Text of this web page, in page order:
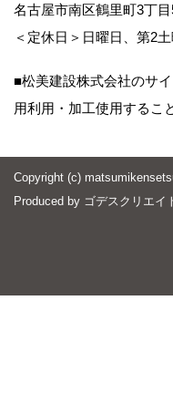
名古屋市南区鶴里町3丁
＜定休日＞日曜日、第2
■松美建設株式会社のサ
用利用・加工使用するこ
Copyright (c)
Produced by ゴデスクリエイ